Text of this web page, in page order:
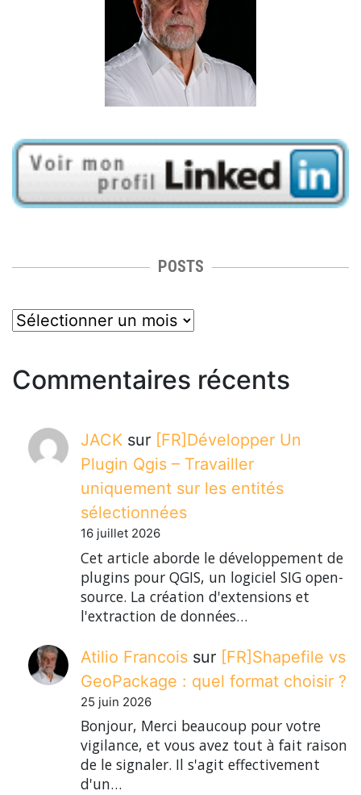
POSTS
posts
Commentaires récents
JACK sur [FR]Développer Un
Plugin Qgis – Travailler
uniquement sur les entités
sélectionnées
16 juillet 2026
Cet article aborde le développement de
plugins pour QGIS, un logiciel SIG open-
source. La création d'extensions et
l'extraction de données…
Atilio Francois sur [FR]Shapefile vs
GeoPackage : quel format choisir ?
25 juin 2026
Bonjour, Merci beaucoup pour votre
vigilance, et vous avez tout à fait raison
de le signaler. Il s'agit effectivement
d'un…